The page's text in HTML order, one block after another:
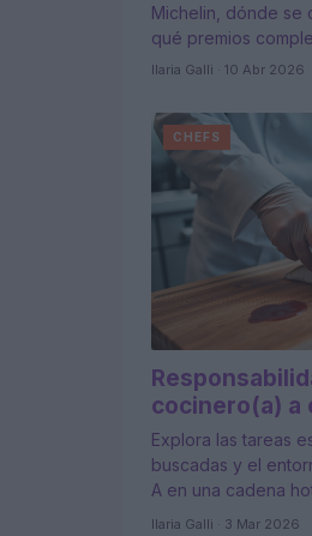
Michelin, dónde se
qué premios
Ilaria Galli · 10 Abr 2026
CHEFS
cocinero(a) a
Explora las tareas
buscadas y el
A en una cadena
Ilaria Galli · 3 Mar 2026